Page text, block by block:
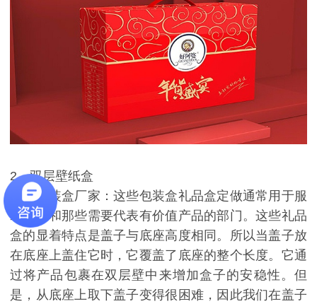
2、双层壁纸盒
包装盒厂家：这些包装盒礼品盒定做通常用于服
装行业和那些需要代表有价值产品的部门。这些礼品
盒的显着特点是盖子与底座高度相同。所以当盖子放
在底座上盖住它时，它覆盖了底座的整个长度。它通
过将产品包裹在双层壁中来增加盒子的安稳性。但
是，从底座上取下盖子变得很困难，因此我们在盖子